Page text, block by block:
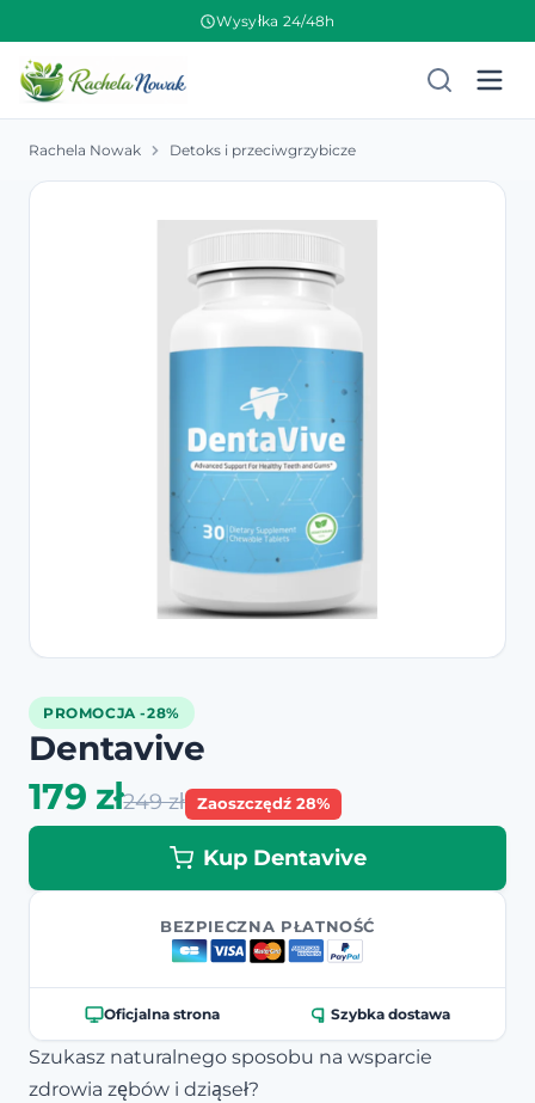
Wysyłka 24/48h
Rachela Nowak Detoks i przeciwgrzybicze
PROMOCJA -28%
Dentavive
179 zł249 zł Zaoszczędź 28%
Kup Dentavive
BEZPIECZNA PŁATNOŚĆ
Oficjalna strona Szybka dostawa
Szukasz naturalnego sposobu na wsparcie
zdrowia zębów i dziąseł?